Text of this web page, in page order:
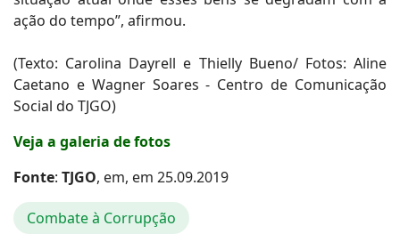
ação do tempo”, afirmou.
(Texto: Carolina Dayrell e Thielly Bueno/ Fotos: Aline
Caetano e Wagner Soares - Centro de Comunicação
Social do TJGO)
Veja a galeria de fotos
Fonte: TJGO, em, em 25.09.2019
Combate à Corrupção